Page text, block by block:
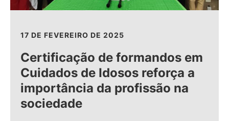
17 DE FEVEREIRO DE 2025
Certificação de formandos em
Cuidados de Idosos reforça a
importância da profissão na
sociedade